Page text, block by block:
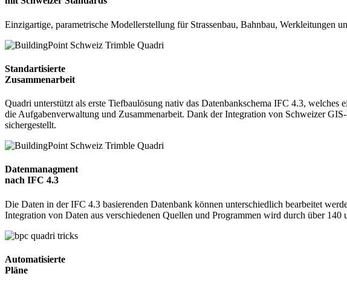
Einzigartige, parametrische Modellerstellung für Strassenbau, Bahnbau, Werkleitungen
Standartisierte
Zusammenarbeit
Quadri unterstützt als erste Tiefbaulösung nativ das Datenbankschema IFC 4.3,
die Aufgabenverwaltung und Zusammenarbeit. Dank der Integration von Schweizer
sichergestellt.
Datenmanagment
nach IFC 4.3
Die Daten in der IFC 4.3 basierenden Datenbank können unterschiedlich bearbeitet
Integration von Daten aus verschiedenen Quellen und Programmen wird durch über
Automatisierte
Pläne